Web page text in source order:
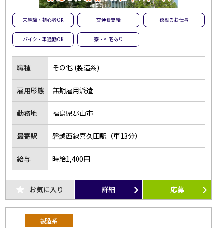
未経験・初心者OK 交通費支給 夜勤のお仕事
バイク・車通勤OK 寮・社宅あり
職種 その他 (製造系)
雇用形態 無期雇用派遣
勤務地 福島県郡山市
最寄駅 磐越西線喜久田駅（車13分）
給与 時給1,400円
お気に入り 詳細 応募
製造系
未経験・初心者OK
急募
大量募集
夜勤のお仕事
残業なし
主婦･主夫歓迎
副業・WワークOK
シフト自由選択制
履歴書不要
短時間勤務
長期
単発・1日OK
外国人活躍中
留学生歓迎